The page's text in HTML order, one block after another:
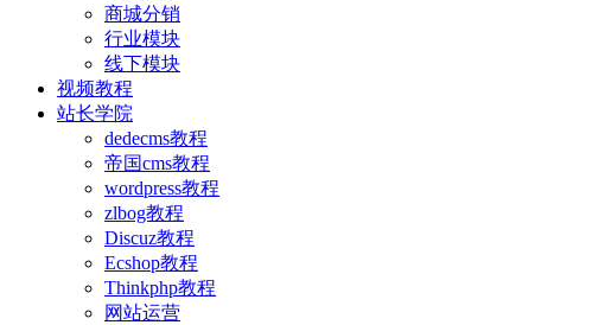
商城分销
行业模块
线下模块
视频教程
站长学院
dedecms教程
帝国cms教程
wordpress教程
zlbog教程
Discuz教程
Ecshop教程
Thinkphp教程
网站运营